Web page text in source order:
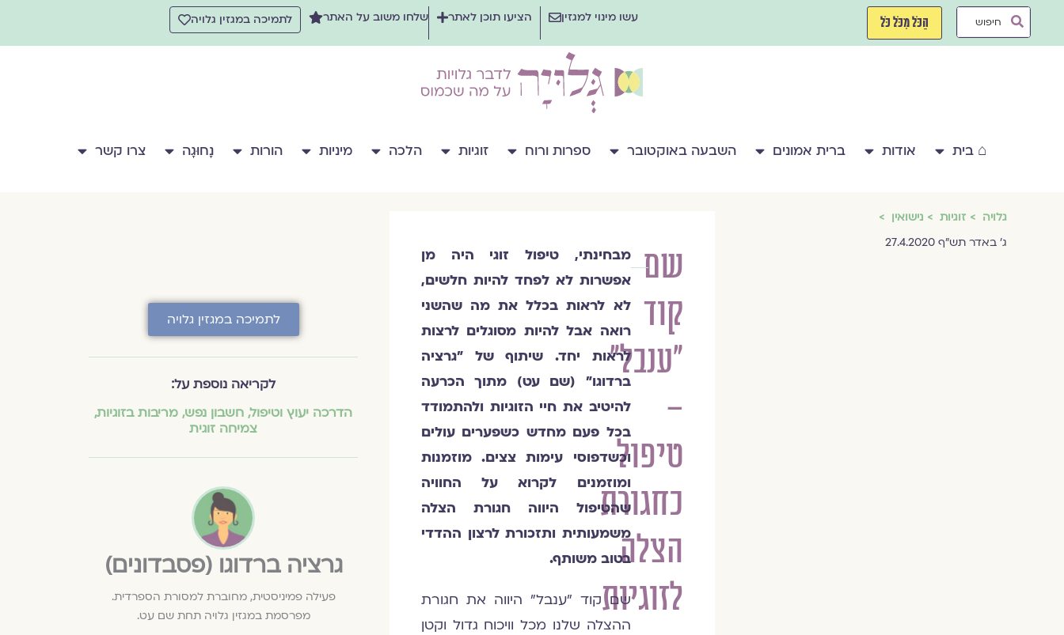
Search
הַכֹּל מִכֹּל כֹּל עשו מינוי למגזין הציעו תוכן לאתר שלחו משוב על האתר לתמיכה במגזין גלויה
⌂ בית אודות ברית אמונים השבעה באוקטובר ספרות ורוח זוגיות הלכה מיניות הורות נָחוּגָה צרו קשר
גלויה זוגיות
נישואין
ג' באדר תש"ף 27.4.2020
שם
קוד
"ענבל"
–
טיפול
כחגורת
הצלה
לזוגיות
גרציה
ברדוגו
(פסבדונים)
מבחינתי, טיפול זוגי היה מן
אפשרות לא לפחד להיות חלשים,
לא לראות בכלל את מה שהשני
רואה אבל להיות מסוגלים לרצות
לראות יחד. שיתוף של "גרציה
ברדוגו" (שם עט) מתוך הכרעה
להיטיב את חיי הזוגיות ולהתמודד
בכל פעם מחדש כשפערים עולים
וכשדפוסי עימות צצים. מוזמנות
ומוזמנים לקרוא על החוויה
שהטיפול היווה חגורת הצלה
משמעותית ותזכורת לרצון ההדדי
בטוב משותף.
שם קוד "ענבל" היווה את חגורת
ההצלה שלנו מכל וויכוח גדול וקטן
לתמיכה במגזין גלויה
לקריאה נוספת על:
הדרכה יעוץ וטיפול, חשבון נפש, מריבות בזוגיות,
צמיחה זוגית
גרציה ברדוגו (פסבדונים)
פעילה פמיניסטית, מחוברת למסורת הספרדית.
מפרסמת במגזין גלויה תחת שם עט.